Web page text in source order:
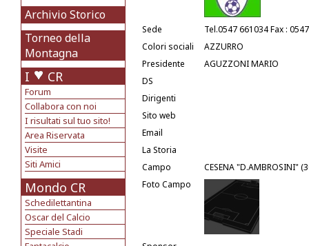
Archivio Storico
Torneo della
Montagna
I CR
Forum
Collabora con noi
I risultati sul tuo sito!
Area Riservata
Visite
Siti Amici
Mondo CR
Schedilettantina
Oscar del Calcio
Speciale Stadi
Sede
Tel.0547 661034 Fax :
Colori sociali
AZZURRO
Presidente
AGUZZONI MARIO
DS
Dirigenti
Sito web
Email
La Storia
Campo
CESENA "D.AMBROSINI"
Foto Campo